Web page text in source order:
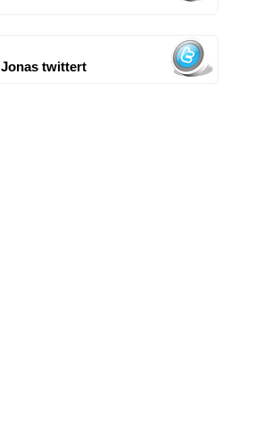
Jonas twittert